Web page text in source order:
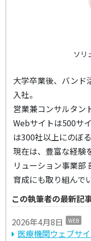
ソリ
大学卒業後、バンド
入社。
営業兼コンサルタン
Webサイトは500サ
は300社以上にのぼる
現在は、豊富な経験
リューション事業部
育成にも取り組んで
この執筆者の最新記
2026年4月8日 WEB
医療機関ウェブサ